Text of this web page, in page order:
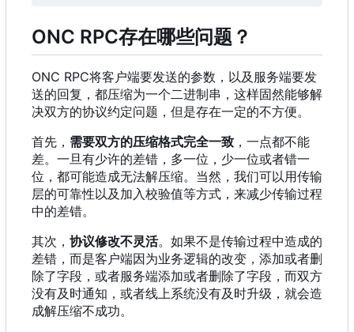
ONC RPC存在哪些问题 ？
ONC RPC将客户端要发送的参数 ， 以及服务端要发
送的回复 ， 都压缩为一个二进制串 ， 这样固然能够解
决双方的协议约定问题 ， 但是存在一定的不方便。
首先， 需要双方的压缩格式完全一致 ，一点都不能
差。一旦有少许的差错，多一位，少一位或者错一
位，都可能造成无法解压缩。当然，我们可以用传输
层的可靠性以及加入校验值等方式，来减少传输过程
中的差错。
其次， 协议修改不灵活。如果不是传输过程中造成的
差错，而是客户端因为业务逻辑的改变，添加或者删
除了字段，或者服务端添加或者删除了字段，而双方
没有及时通知，或者线上系统没有及时升级，就会造
成解压缩不成功。